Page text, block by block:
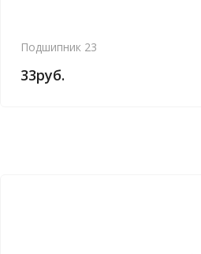
Подшипник 23
33руб.